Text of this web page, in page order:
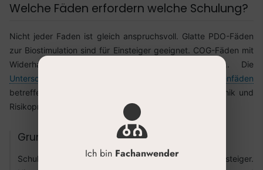
Welche Fäden erfordern welche Schulung?
Nicht jeder Faden ist gleich anspruchsvoll. Glatte PDO-Fäden
zur Biostimulation sind für Einsteiger geeignet. COG-Fäden mit
Widerhaken verlangen deutlich mehr Erfahrung. Die
Unterschiede zwischen glatten Fäden und Widerhakenfäden
betreffen nicht nur die Wirkweise, sondern auch Technik und
Risikoprofil. Worauf sollte man achten?
Grundlagen-Schulung für glatte Fäden
Schulungen für glatte Fäden richten sich meist an Einsteiger.
Ich bin Fachanwender